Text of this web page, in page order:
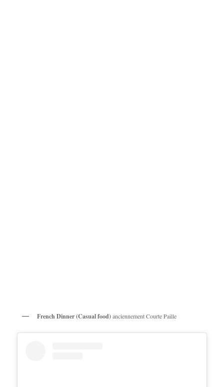
French Dinner (Casual food)anciennement Courte Paille